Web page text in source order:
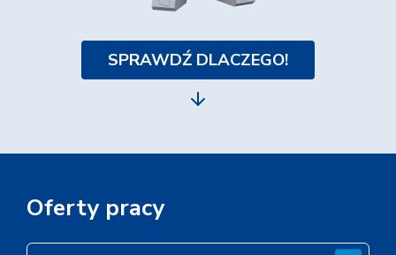
SPRAWDŹ DLACZEGO!
Oferty pracy